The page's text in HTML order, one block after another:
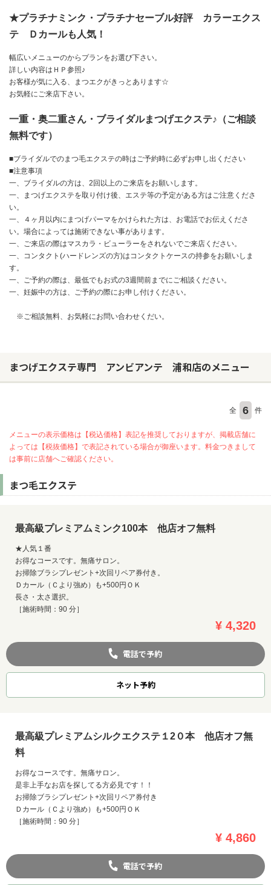
お問い合わせ
★プラチナミンク・プラチナセーブル好評 カラーエクス
テ Ｄカールも人気！
幅広いメニューのからプランをお選び下さい。
詳しい内容はＨＰ参照♪
お客様が気に入る、まつエクがきっとあります☆
お気軽にご来店下さい。
一重・奥二重さん・ブライダルまつげエクステ♪（ご相談
無料です）
■ブライダルでのまつ毛エクステの時はご予約時に必ずお申し出ください
■注意事項
一、ブライダルの方は、2回以上のご来店をお願いします。
一、まつげエクステを取り付け後、エステ等の予定がある方はご注意くださ
い。
一、４ヶ月以内にまつげパーマをかけられた方は、お電話でお伝えくださ
い。場合によっては施術できない事があります。
一、ご来店の際はマスカラ・ビューラーをされないでご来店ください。
一、コンタクト(ハードレンズの方)はコンタクトケースの持参をお願いしま
す。
一、ご予約の際は、最低でもお式の3週間前までにご相談ください。
一、妊娠中の方は、ご予約の際にお申し付けください。
※ご相談無料、お気軽にお問い合わせくだい。
まつげエクステ専門 アンビアンテ 浦和店のメニュー
全 6 件
メニューの表示価格は【税込価格】表記を推奨しておりますが、掲載店舗に
よっては【税抜価格】で表記されている場合が御座います。料金つきまして
は事前に店舗へご確認ください。
まつ毛エクステ
最高級プレミアムミンク100本 他店オフ無料
★人気１番
お得なコースです。無痛サロン。
お掃除ブラシプレゼント+次回リペア券付き。
Ｄカール（Ｃより強め）も+500円ＯＫ
長さ・太さ選択。
［施術時間：90 分］
¥ 4,320
電話で予約
ネット予約
最高級プレミアムシルクエクステ１2０本 他店オフ無
料
お得なコースです。無痛サロン。
是非上手なお店を探してる方必見です！！
お掃除ブラシプレゼント+次回リペア券付き
Ｄカール（Ｃより強め）も+500円ＯＫ
［施術時間：90 分］
¥ 4,860
電話で予約